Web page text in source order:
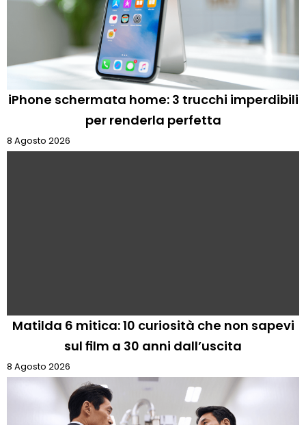
iPhone schermata home: 3 trucchi imperdibili
per renderla perfetta
8 Agosto 2026
Matilda 6 mitica: 10 curiosità che non sapevi
sul film a 30 anni dall’uscita
8 Agosto 2026